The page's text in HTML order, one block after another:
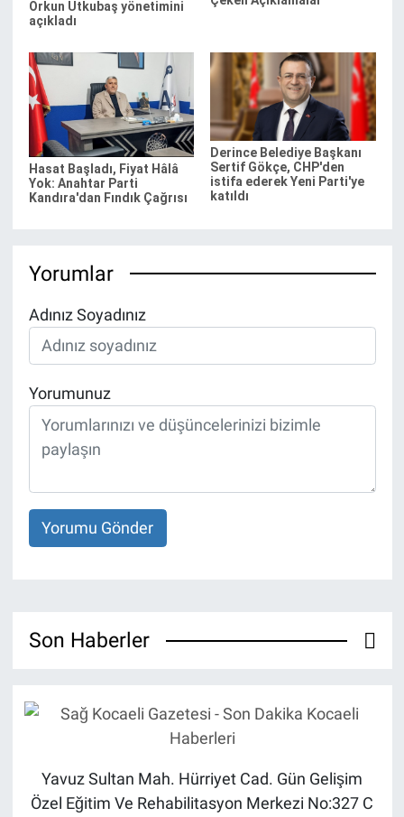
Orkun Utkubaş yönetimini
açıkladı
Hasat Başladı, Fiyat Hâlâ
Yok: Anahtar Parti
Kandıra'dan Fındık Çağrısı
Derince Belediye Başkanı
Sertif Gökçe, CHP'den
istifa ederek Yeni Parti'ye
katıldı
Yorumlar
Adınız Soyadınız
Yorumunuz
Yorumu Gönder
Son Haberler
Yavuz Sultan Mah. Hürriyet Cad. Gün Gelişim
Özel Eğitim Ve Rehabilitasyon Merkezi No:327 C